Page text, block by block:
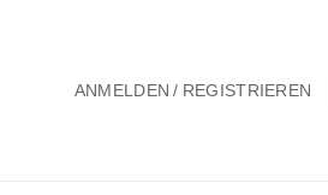
ANMELDEN / REGISTRIEREN